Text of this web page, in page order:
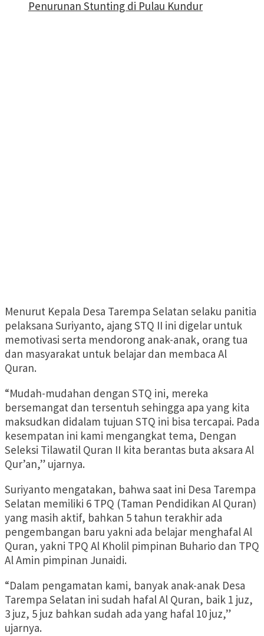
Penurunan Stunting di Pulau Kundur
Menurut Kepala Desa Tarempa Selatan selaku panitia
pelaksana Suriyanto, ajang STQ II ini digelar untuk
memotivasi serta mendorong anak-anak, orang tua
dan masyarakat untuk belajar dan membaca Al
Quran.
“Mudah-mudahan dengan STQ ini, mereka
bersemangat dan tersentuh sehingga apa yang kita
maksudkan didalam tujuan STQ ini bisa tercapai. Pada
kesempatan ini kami mengangkat tema, Dengan
Seleksi Tilawatil Quran II kita berantas buta aksara Al
Qur’an,” ujarnya.
Suriyanto mengatakan, bahwa saat ini Desa Tarempa
Selatan memiliki 6 TPQ (Taman Pendidikan Al Quran)
yang masih aktif, bahkan 5 tahun terakhir ada
pengembangan baru yakni ada belajar menghafal Al
Quran, yakni TPQ Al Kholil pimpinan Buhario dan TPQ
Al Amin pimpinan Junaidi.
“Dalam pengamatan kami, banyak anak-anak Desa
Tarempa Selatan ini sudah hafal Al Quran, baik 1 juz,
3 juz, 5 juz bahkan sudah ada yang hafal 10 juz,”
ujarnya.